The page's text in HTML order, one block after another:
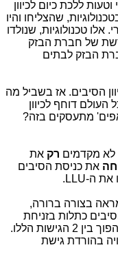
ללכת כיום לכיוון
שהצליחו והיו
היסטורי. אלו טכנולוגיות, שנולדו
של חברת הבזק
הבזק לבתים
הסיבים. אז בשביל מה
דוחף לכיוון
מתעסקים בזה?
לא מקדמים רק את
את כניסת הסיבים
את ה-LLU
.
בצורה ברורה,
כתלות בזניחת
על ידן. יש קשר חד-ערכי והפוך בין 2 הגישות הללו.
בהורדת גישת